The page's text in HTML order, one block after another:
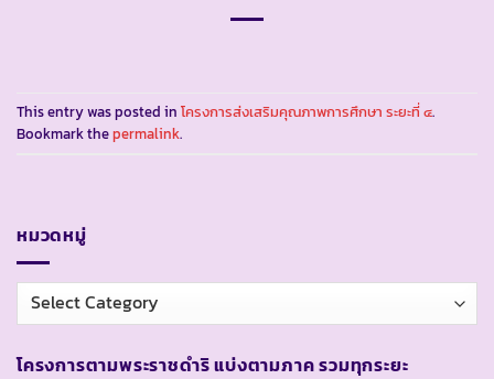
This entry was posted in โครงการส่งเสริมคุณภาพการศึกษา ระยะที่ ๔.
Bookmark thepermalink.
หมวดหมู่
หมวด
หมู่
โครงการตามพระราชดำริ แบ่งตามภาค รวมทุกระยะ